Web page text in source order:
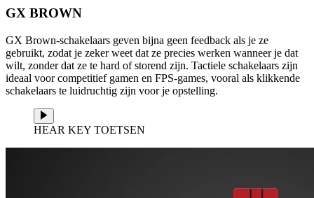
GX BROWN
GX Brown-schakelaars geven bijna geen feedback als je ze
gebruikt, zodat je zeker weet dat ze precies werken wanneer je dat
wilt, zonder dat ze te hard of storend zijn. Tactiele schakelaars zijn
ideaal voor competitief gamen en FPS-games, vooral als klikkende
schakelaars te luidruchtig zijn voor je opstelling.
HEAR KEY TOETSEN